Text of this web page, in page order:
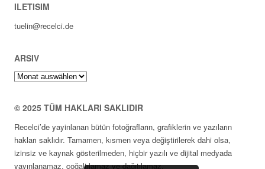
ILETISIM
tuelin@recelci.de
ARSIV
Arsiv
© 2025 TÜM HAKLARI SAKLIDIR
Recelci’de yayinlanan bütün fotoğrafların, grafiklerin ve yazıların
hakları saklıdır. Tamamen, kısmen veya değiştirilerek dahi olsa,
izinsiz ve kaynak gösterilmeden, hiçbir yazılı ve dijital medyada
yayınlanamaz, çoğaltılamaz ve dağıtılamaz.